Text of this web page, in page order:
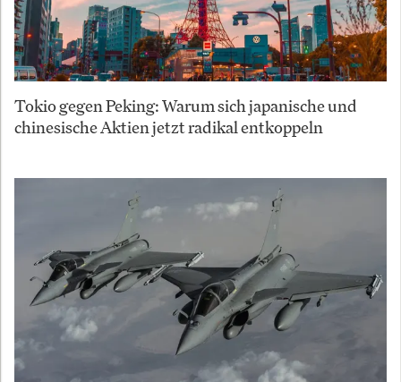
Tokio gegen Peking: Warum sich japanische und
chinesische Aktien jetzt radikal entkoppeln